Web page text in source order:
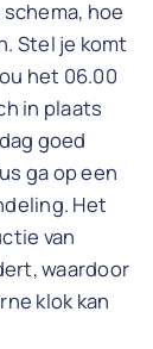
hoe
Stel je komt
het 06.00
in plaats
goed
ga op een
Het
van
waardoor
klok kan